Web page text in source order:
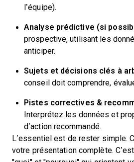
l’équipe).
Analyse prédictive (si
prospective, utilisant les
anticiper.
Sujets et décisions clés à
conseil doit comprendre,
Pistes correctives &
Interprétez les données et
d’action recommandé.
L’essentiel est de rester simple.
votre présentation complète.